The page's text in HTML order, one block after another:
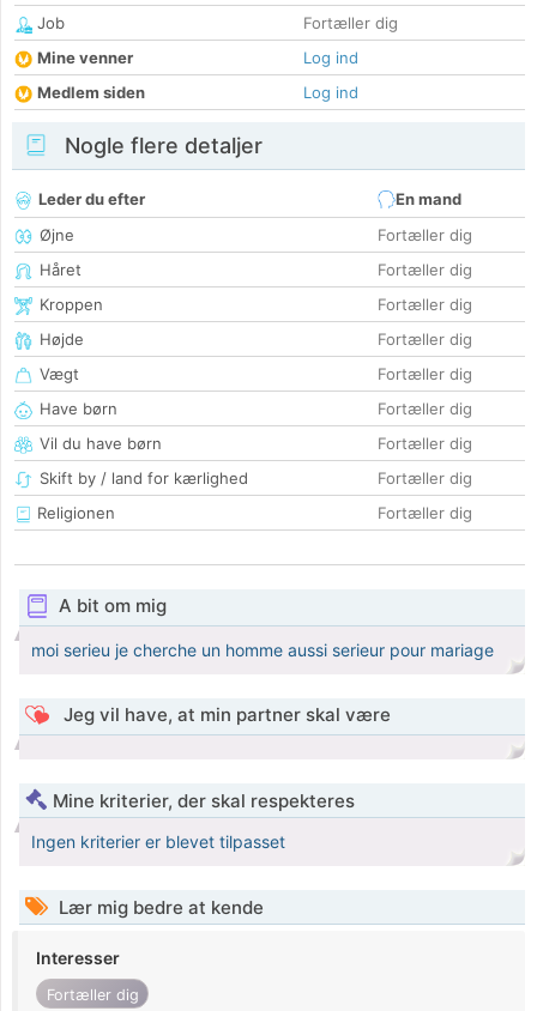
Job
Fortæller dig
Mine venner
Log ind
Medlem siden
Log ind
Nogle flere detaljer
Leder du efter
En mand
Øjne
Fortæller dig
Håret
Fortæller dig
Kroppen
Fortæller dig
Højde
Fortæller dig
Vægt
Fortæller dig
Have børn
Fortæller dig
Vil du have børn
Fortæller dig
Skift by / land for kærlighed
Fortæller dig
Religionen
Fortæller dig
A bit om mig
moi serieu je cherche un homme aussi serieur pour mariage
Jeg vil have, at min partner skal være
Mine kriterier, der skal respekteres
Ingen kriterier er blevet tilpasset
Lær mig bedre at kende
Interesser
Fortæller dig